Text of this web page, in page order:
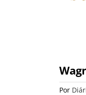
Por